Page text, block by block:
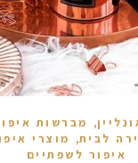
, מברשות
לבית, מוצרי
איפור לשפתיים